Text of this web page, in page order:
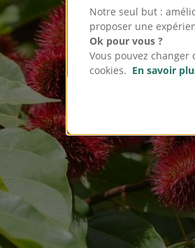
Notre seul but :
proposer une
Ok pour vous ?
Vous pouvez
cookies. En savoir